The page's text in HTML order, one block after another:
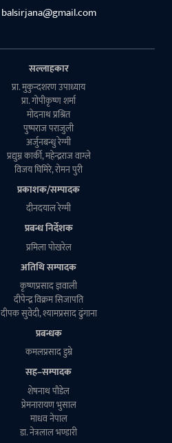
balsirjana@gmail.com
सल्लाहकार
प्रा. मुकुन्दशरण उपाध्याय
प्रा. गाेपीकृष्ण शर्मा
माेदनाथ प्रश्रित
पुष्पराज पराजुली
अर्जुनबन्धु रेग्मी
प्रद्युम्न कार्की, महेन्द्रराज वाग्ले
विजय घिमिरे, राेमन पुरी
प्रकाशक/सम्पादक
दीनदयाल रेग्मी
प्रबन्ध निर्देशक
प्रमिला पाेखरेल
अतिथि सम्पादक
कृष्णप्रसाद ज्ञवाली
दीपेन्द्र विक्रम सिजापति
दीपक सुवेदी, श्यामप्रसाद ढुंगाना
प्रबन्धक
कमलप्रसाद डुम्रे
सह–सम्पादक
शेषनाथ पाैडेल
प्रेमनारायण भुसाल
माधव नेपाल
डा. नेत्रलाल भण्डारी